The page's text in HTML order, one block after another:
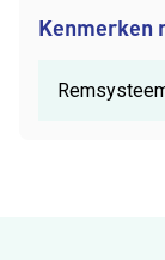
Kenmerken